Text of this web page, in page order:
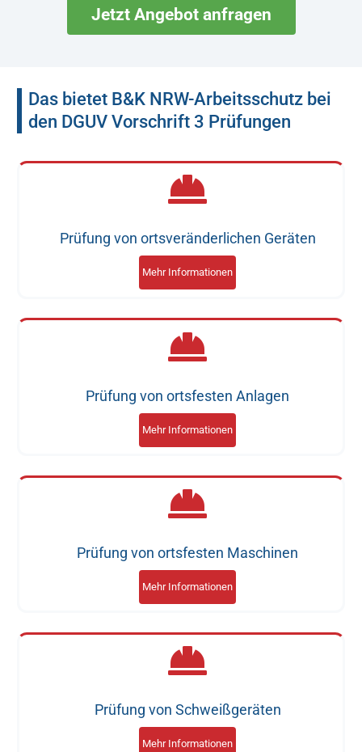
Jetzt Angebot anfragen
Das bietet B&K NRW-Arbeitsschutz bei
den DGUV Vorschrift 3 Prüfungen
Prüfung von ortsveränderlichen Geräten
Mehr Informationen
Prüfung von ortsfesten Anlagen
Mehr Informationen
Prüfung von ortsfesten Maschinen
Mehr Informationen
Prüfung von Schweißgeräten
Mehr Informationen